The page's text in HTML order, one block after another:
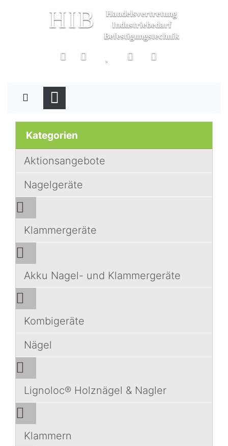
HIB
Handelsvertretung
Industriebedarf
Befestigungstechnik
Kategorien
Aktionsangebote
Nagelgeräte
Klammergeräte
Akku Nagel- und Klammergeräte
Kombigeräte
Nägel
Lignoloc® Holznägel & Nagler
Klammern